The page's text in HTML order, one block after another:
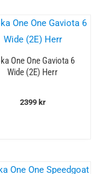
One One Gaviota 6
Wide (2E) Herr
2399 kr